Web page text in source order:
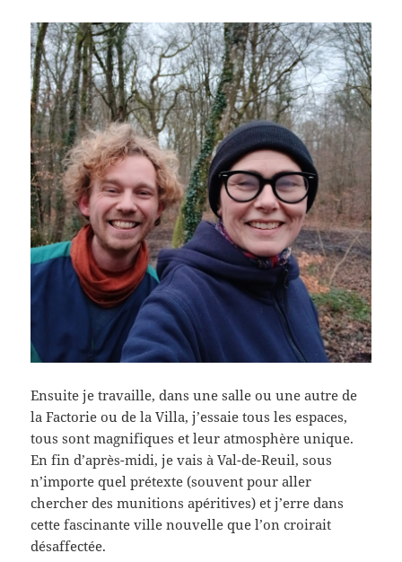
Ensuite je travaille, dans une salle ou une autre de
la Factorie ou de la Villa, j’essaie tous les espaces,
tous sont magnifiques et leur atmosphère unique.
En fin d’après-midi, je vais à Val-de-Reuil, sous
n’importe quel prétexte (souvent pour aller
chercher des munitions apéritives) et j’erre dans
cette fascinante ville nouvelle que l’on croirait
désaffectée.